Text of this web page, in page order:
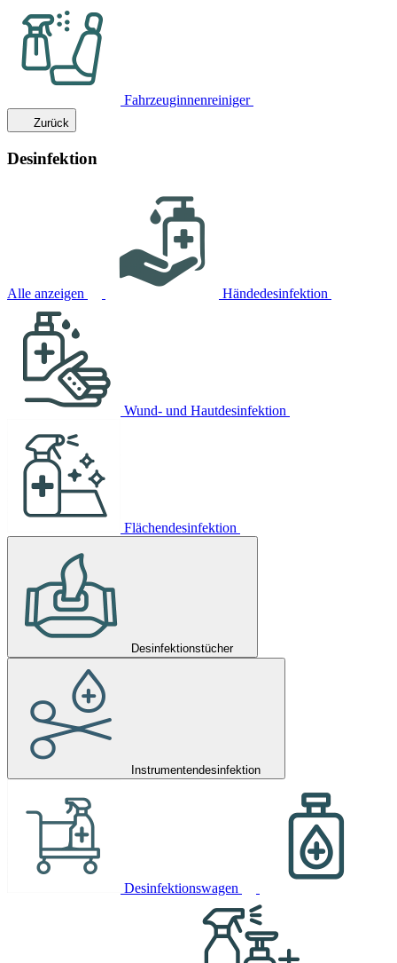
Fahrzeuginnenreiniger
Zurück
Desinfektion
Alle anzeigen Händedesinfektion
Wund- und Hautdesinfektion
Flächendesinfektion
Desinfektionstücher
Instrumentendesinfektion
Desinfektionswagen